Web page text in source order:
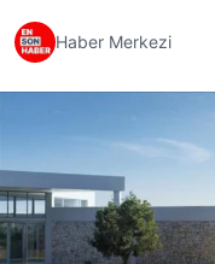
Haber Merkezi